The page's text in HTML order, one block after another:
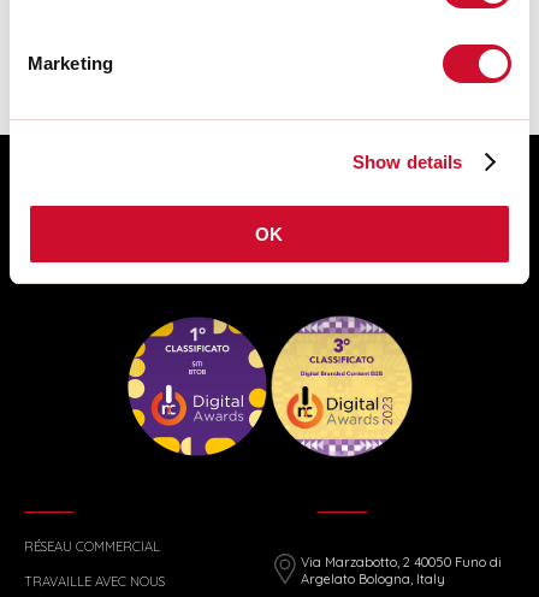
Marketing
Show details
OK
RÉSEAU COMMERCIAL
TRAVAILLE AVEC NOUS
Via Marzabotto, 2 40050 Funo di
Argelato Bologna, Italy